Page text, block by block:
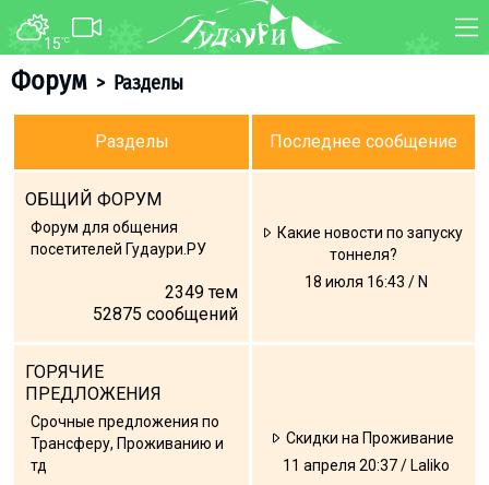
15°C
Форум > Разделы
Разделы Последнее сообщение
ОБЩИЙ ФОРУМ
Форум для общения
посетителей Гудаури.РУ
2349 тем
52875 сообщений
Какие новости по запуску
тоннеля?
18 июля 16:43 / N
ГОРЯЧИЕ
ПРЕДЛОЖЕНИЯ
Срочные предложения по
Трансферу, Проживанию и
тд
Скидки на Проживание
11 апреля 20:37 / Laliko
ФОРУМ
WEBCAM
О курорте
Схема трасс
Ски-пасс
Инструкторы
Прокат
Ски-сервис
Дети в Гудаури
Календарь событий
Телеграм-канал
INFO